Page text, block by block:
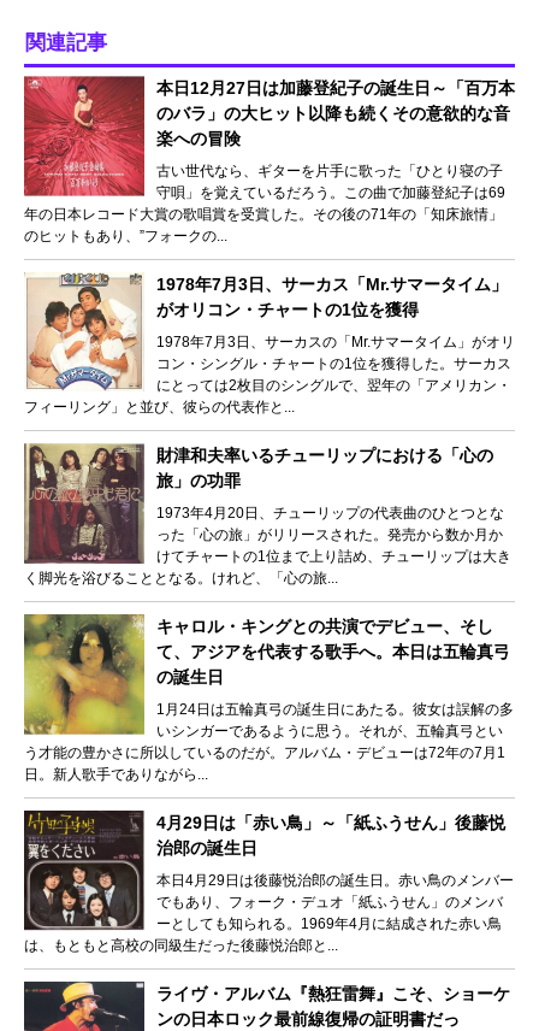
関連記事
本日12月27日は加藤登紀子の誕生日～「百万本
のバラ」の大ヒット以降も続くその意欲的な音
楽への冒険
古い世代なら、ギターを片手に歌った「ひとり寝の子
守唄」を覚えているだろう。この曲で加藤登紀子は69
年の日本レコード大賞の歌唱賞を受賞した。その後の71年の「知床旅情」
のヒットもあり、”フォークの...
1978年7月3日、サーカス「Mr.サマータイム」
がオリコン・チャートの1位を獲得
1978年7月3日、サーカスの「Mr.サマータイム」がオリ
コン・シングル・チャートの1位を獲得した。サーカス
にとっては2枚目のシングルで、翌年の「アメリカン・
フィーリング」と並び、彼らの代表作と...
財津和夫率いるチューリップにおける「心の
旅」の功罪
1973年4月20日、チューリップの代表曲のひとつとな
った「心の旅」がリリースされた。発売から数か月か
けてチャートの1位まで上り詰め、チューリップは大き
く脚光を浴びることとなる。けれど、「心の旅...
キャロル・キングとの共演でデビュー、そし
て、アジアを代表する歌手へ。本日は五輪真弓
の誕生日
1月24日は五輪真弓の誕生日にあたる。彼女は誤解の多
いシンガーであるように思う。それが、五輪真弓とい
う才能の豊かさに所以しているのだが。アルバム・デビューは72年の7月1
日。新人歌手でありながら...
4月29日は「赤い鳥」～「紙ふうせん」後藤悦
治郎の誕生日
本日4月29日は後藤悦治郎の誕生日。赤い鳥のメンバー
でもあり、フォーク・デュオ「紙ふうせん」のメンバ
ーとしても知られる。1969年4月に結成された赤い鳥
は、もともと高校の同級生だった後藤悦治郎と...
ライヴ・アルバム『熱狂雷舞』こそ、ショーケ
ンの日本ロック最前線復帰の証明書だっ